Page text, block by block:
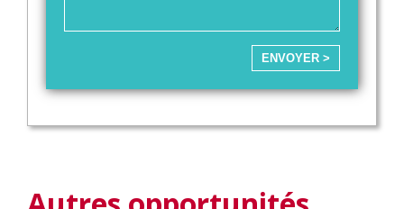
ENVOYER >